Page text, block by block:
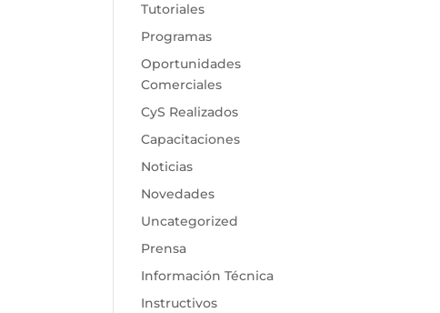
Tutoriales
Programas
Oportunidades
Comerciales
CyS Realizados
Capacitaciones
Noticias
Novedades
Uncategorized
Prensa
Información Técnica
Instructivos